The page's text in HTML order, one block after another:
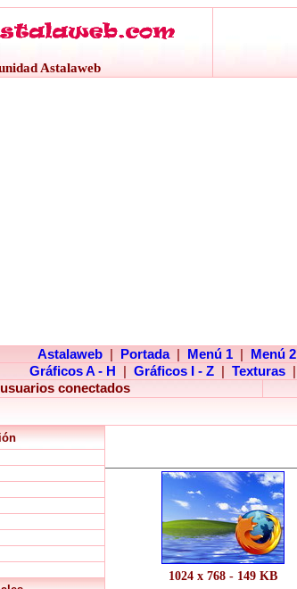
Astalaweb
Astalaweb Portada Menú 1 Menú 2
Gráficos A - H
Gráficos I - Z Texturas
conectados
1024 x 768 - 149 KB